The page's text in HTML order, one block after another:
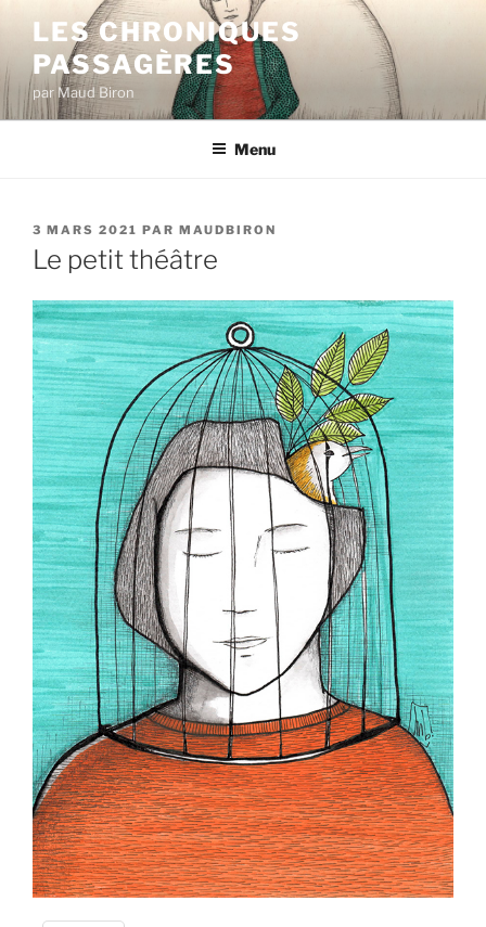
contenu
principal
LES CHRONIQUES
PASSAGÈRES
par Maud Biron
Menu
PUBLIÉ
LE
3 MARS 2021 PAR MAUDBIRON
Le petit théâtre